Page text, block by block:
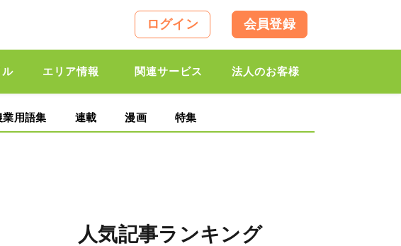
ログイン 会員登録
ル エリア情報 関連サービス 法人のお客様
業用語集 連載 漫画 特集
人気記事ランキング